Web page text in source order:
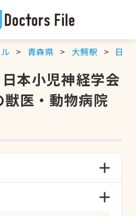
青森県 大鰐駅 日本
本小児神経学会
医・動物病院